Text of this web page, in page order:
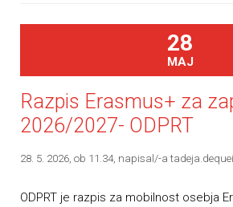
28
MAJ
Razpis Erasmus+ za
2026/2027- ODPRT
28. 5. 2026, ob 11.34, napisal/-a
ODPRT je razpis za mobilnost osebja